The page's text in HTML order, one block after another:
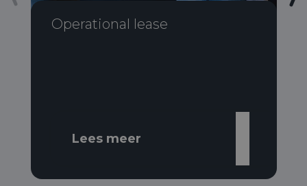
Operational lease
Lees meer